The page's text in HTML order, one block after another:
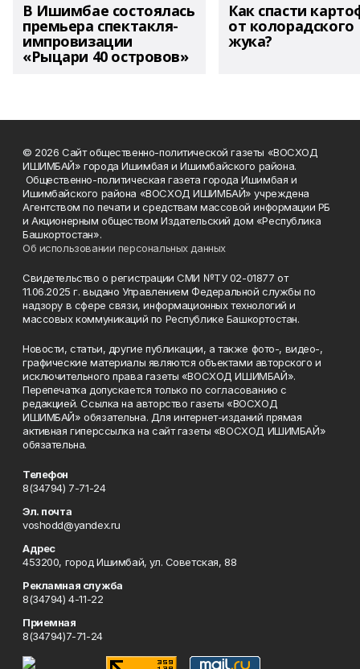
В Ишимбае состоялась
премьера спектакля-
импровизации
«Рыцари 40 островов»
Как спасти
от колорадского
жука?
© 2026 Сайт общественно-политической газеты «ВОСХОД
ИШИМБАЙ» города Ишимбая и Ишимбайского района.
Общественно-политическая газета города Ишимбая и
Ишимбайского района «ВОСХОД ИШИМБАЙ» учреждена
Агентством по печати и средствам массовой информации РБ
и Акционерным обществом Издательский дом «Республика
Башкортостан».
Об использовании персональных данных
Свидетельство о регистрации СМИ №ТУ 02-01877 от
11.06.2025 г. выдано Управлением Федеральной службы по
надзору в сфере связи, информационных технологий и
массовых коммуникаций по Республике Башкортостан.
Новости, статьи, другие публикации, а также фото-, видео-,
графические материалы являются объектами авторского и
исключительного права газеты «ВОСХОД ИШИМБАЙ».
Перепечатка допускается только по согласованию с
редакцией. Ссылка на авторство газеты «ВОСХОД
ИШИМБАЙ» обязательна. Для интернет-изданий прямая
активная гиперссылка на сайт газеты «ВОСХОД ИШИМБАЙ»
обязательна.
Телефон
8(34794) 7-71-24
Эл. почта
voshodd@yandex.ru
Адрес
453200, город Ишимбай, ул. Советская, 88
Рекламная служба
8(34794) 4-11-22
Приемная
8(34794)7-71-24